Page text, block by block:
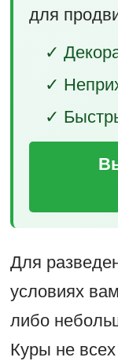
для
✓
✓
✓
Для
условиях
либо
Куры не